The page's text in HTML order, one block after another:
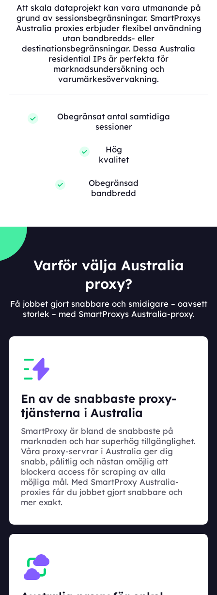
Att skala dataprojekt kan vara utmanande på
grund av sessionsbegränsningar. SmartProxys
Australia proxies erbjuder flexibel användning
utan bandbredds- eller
destinationsbegränsningar. Dessa Australia
residential IPs är perfekta för
marknadsundersökning och
varumärkesövervakning.
Obegränsat antal samtidiga
sessioner
Hög
kvalitet
Obegränsad
bandbredd
Varför välja Australia
proxy?
Få jobbet gjort snabbare och smidigare – oavsett
storlek – med SmartProxys Australia-proxy.
En av de snabbaste proxy-
tjänsterna i Australia
SmartProxy är bland de snabbaste på
marknaden och har superhög tillgänglighet.
Våra proxy-servrar i Australia ger dig
snabb, pålitlig och nästan omöjlig att
blockera access för scraping av alla
möjliga mål. Med SmartProxy Australia-
proxies får du jobbet gjort snabbare och
mer exakt.